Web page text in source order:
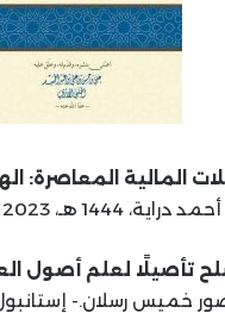
المالية المعاصرة:
أحمد دراية، 1444 هـ، 2023 م (دكتوراه).
تأصيلًا لعلم أصول
خميس رسلان.- إستانبول: تبصير